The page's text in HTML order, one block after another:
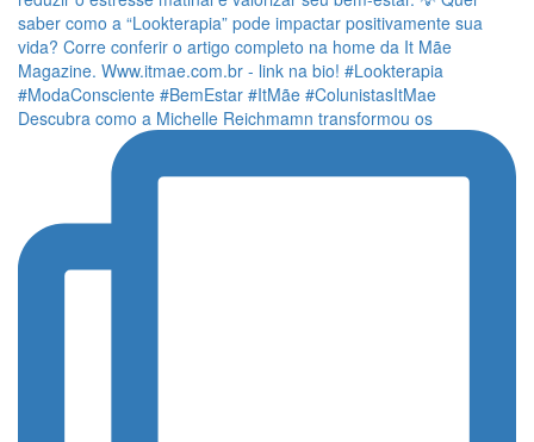
Descubra como a Michelle Reichmamn transformou os